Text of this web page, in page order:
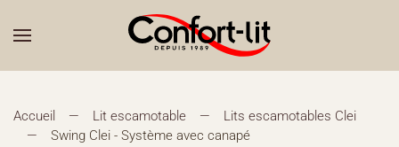
Accueil Lit escamotable
Lits escamotables Clei
Swing Clei - Système avec canapé